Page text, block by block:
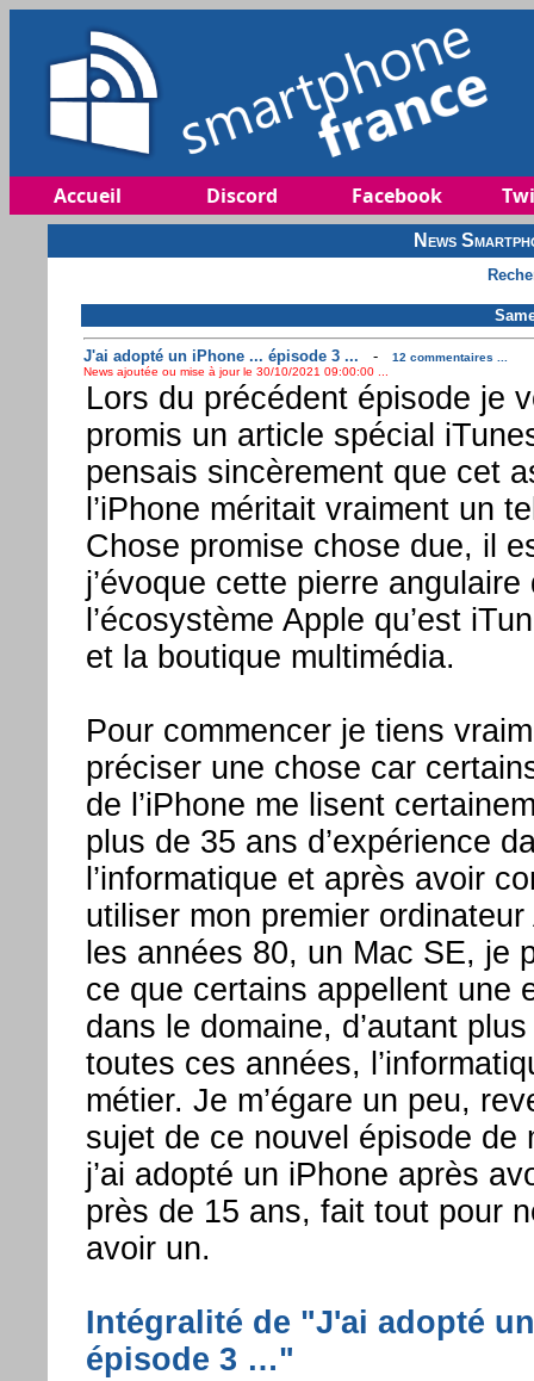
Accueil Discord Facebook
News
J'ai adopté un iPhone ... épisode 3 ... -
12 commentaires ...
News ajoutée ou mise à jour le 30/10/2021 09:00:00 ...
Lors du précédent épisode je
promis un article spécial
pensais sincèrement que cet
l’iPhone méritait vraiment un
Chose promise chose due, il
j’évoque cette pierre angulaire
l’écosystème Apple qu’est
et la boutique multimédia.
Pour commencer je tiens
préciser une chose car
de l’iPhone me lisent
plus de 35 ans d’expérience
l’informatique et après avoir
utiliser mon premier
les années 80, un Mac SE, je
ce que certains appellent une
dans le domaine, d’autant
toutes ces années,
métier. Je m’égare un peu,
sujet de ce nouvel épisode de
j’ai adopté un iPhone après
près de 15 ans, fait tout pour
avoir un.
Intégralité de "J'ai adopté
épisode 3 …"